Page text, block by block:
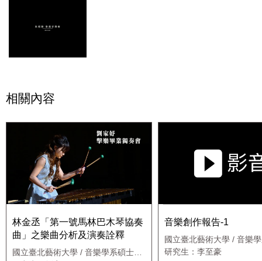
相關內容
林金丞「第一號馬林巴木琴協奏
曲」之樂曲分析及演奏詮釋
國立臺北藝術大學 / 音樂學系碩士在
音樂創作報告-1
國立臺北藝術大學 / 音樂
研究生：李至豪